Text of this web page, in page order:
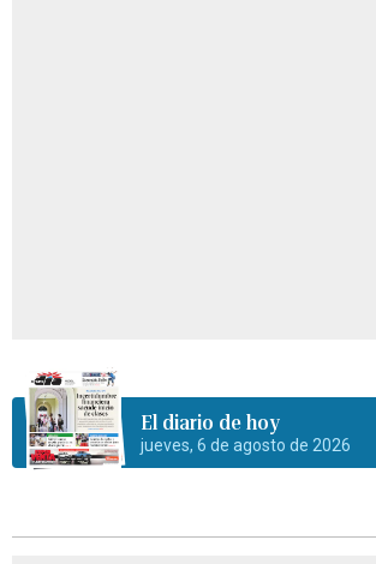
El diario de hoy
jueves, 6 de agosto de 2026